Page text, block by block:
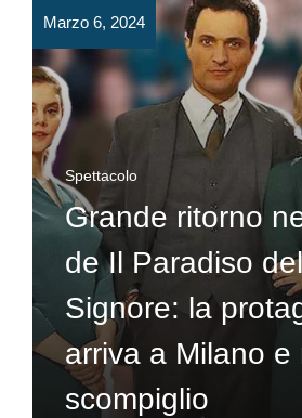
Marzo 6, 2024
Spettacolo
Grande ritorno
de Il Paradiso
Signore: la
arriva a Milano e
scompiglio